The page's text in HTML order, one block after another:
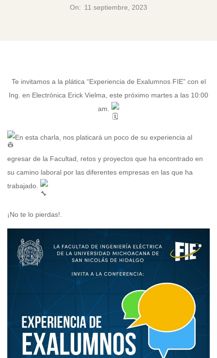
On: 11 septiembre, 2023
Te invitamos a la plática “Experiencia de Exalumnos FIE” con el
Ing. en Electrónica Erick Vielma, este próximo martes a las 10:00
am.
En esta charla, nos platicará un poco de su experiencia al
egresar de la Facultad, retos y proyectos que ha encontrado en
su camino laboral por las diferentes empresas en las que ha
trabajado.
¡No te lo pierdas!.